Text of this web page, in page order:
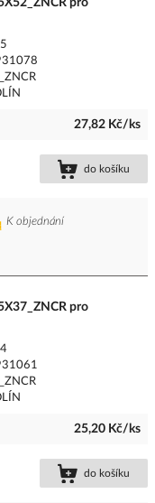
pro
27,82 Kč/ks
do košíku
K objednání
pro
25,20 Kč/ks
do košíku